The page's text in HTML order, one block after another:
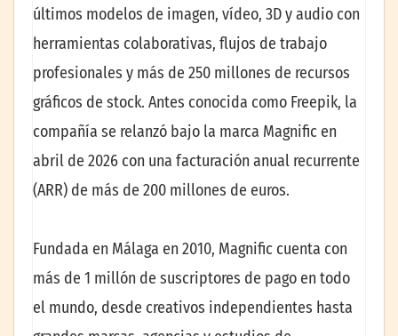
últimos modelos de imagen, vídeo, 3D y audio con
herramientas colaborativas, flujos de trabajo
profesionales y más de 250 millones de recursos
gráficos de stock. Antes conocida como Freepik, la
compañía se relanzó bajo la marca Magnific en
abril de 2026 con una facturación anual recurrente
(ARR) de más de 200 millones de euros.
Fundada en Málaga en 2010, Magnific cuenta con
más de 1 millón de suscriptores de pago en todo
el mundo, desde creativos independientes hasta